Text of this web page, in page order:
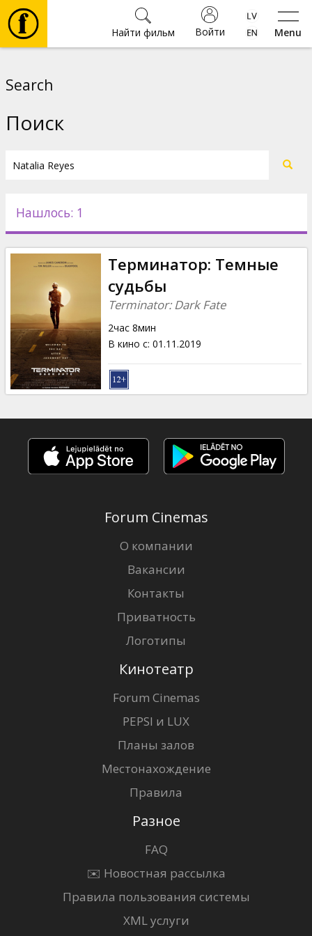
Menu
Войти
Найти фильм
Новости
Подарки
Кинозакуски
B2B
Клуб
Search
Поиск
Нашлось: 1
Терминатор: Темные
судьбы
Terminator: Dark Fate
2час 8мин
В кино с: 01.11.2019
Forum Cinemas
О компании
Вакансии
Контакты
Приватность
Логотипы
Кинотеатр
Forum Cinemas
PEPSI и LUX
Планы залов
Местонахождение
Правила
Разное
FAQ
✉️ Новостная рассылка
Правила пользования системы
XML услуги